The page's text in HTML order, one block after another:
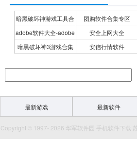
暗黑破坏神游戏工具合
集
团购软件合集专区
adobe软件大全-adobe
全系列软件下载-adobe
安全上网大全
暗黑破坏神3游戏合集 安信行情软件
最新游戏 最新软件
Copyright © 1997- 2026 华军软件园 手机软件下载